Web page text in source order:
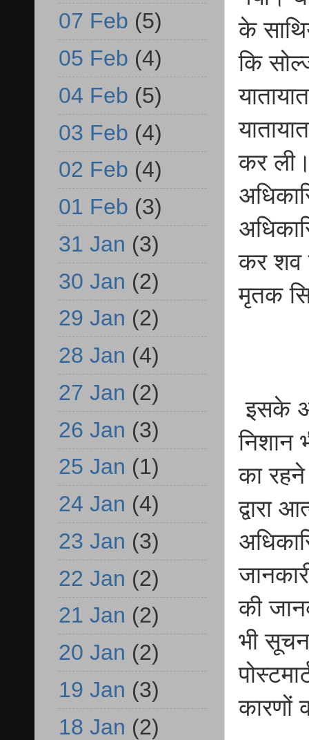
के
कि
कर
कर शव
मृतक
इसके
निशान
का रहने
द्वारा
की
भी
कारणों
07 Feb (5)
05 Feb (4)
04 Feb (5)
03 Feb (4)
02 Feb (4)
01 Feb (3)
31 Jan (3)
30 Jan (2)
29 Jan (2)
28 Jan (4)
27 Jan (2)
26 Jan (3)
25 Jan (1)
24 Jan (4)
23 Jan (3)
22 Jan (2)
21 Jan (2)
20 Jan (2)
19 Jan (3)
18 Jan (2)